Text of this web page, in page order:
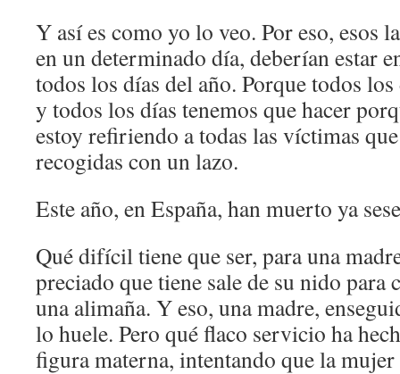
Y así es como yo lo veo. Por eso, esos
en un determinado día, deberían estar
todos los días del año. Porque todos
y todos los días tenemos que hacer
estoy refiriendo a todas las víctimas
recogidas con un lazo.
Este año, en España, han muerto ya
Qué difícil tiene que ser, para una
preciado que tiene sale de su nido para
una alimaña. Y eso, una madre,
lo huele. Pero qué flaco servicio ha
figura materna, intentando que la mujer